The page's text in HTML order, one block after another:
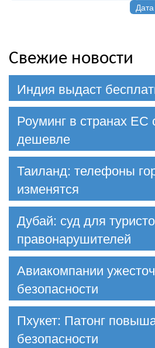
Свежие новости
Индия выдаст
Роуминг в странах ЕС
дешевле
Таиланд: телефоны
изменятся
Дубай: суд для
правонарушителей
Авиакомпании
безопасности
Пхукет: Патонг
безопасности